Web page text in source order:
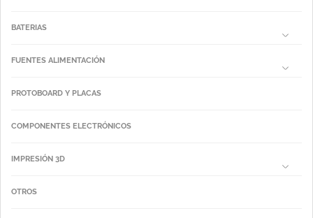
BATERIAS
FUENTES ALIMENTACIÓN
PROTOBOARD Y PLACAS
COMPONENTES ELECTRÓNICOS
IMPRESIÓN 3D
OTROS